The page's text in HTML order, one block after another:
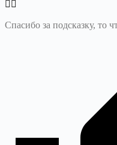
Спасибо за подсказку, то